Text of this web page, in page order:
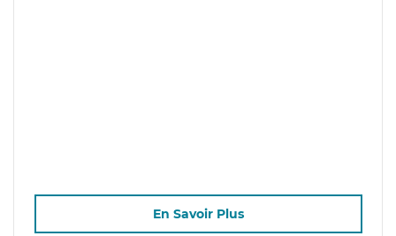
En Savoir Plus